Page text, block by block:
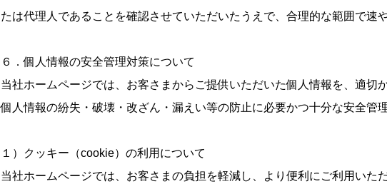
たは代理人であることを確認させていただいたうえで、合理的な範囲で速
６．個人情報の安全管理対策について
当社ホームページでは、お客さまからご提供いただいた個人情報を、適切
個人情報の紛失・破壊・改ざん・漏えい等の防止に必要かつ十分な安全管
１）クッキー（cookie）の利用について
当社ホームページでは、お客さまの負担を軽減し、より便利にご利用いた